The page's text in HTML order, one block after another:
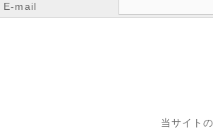
E-mail
当サイト